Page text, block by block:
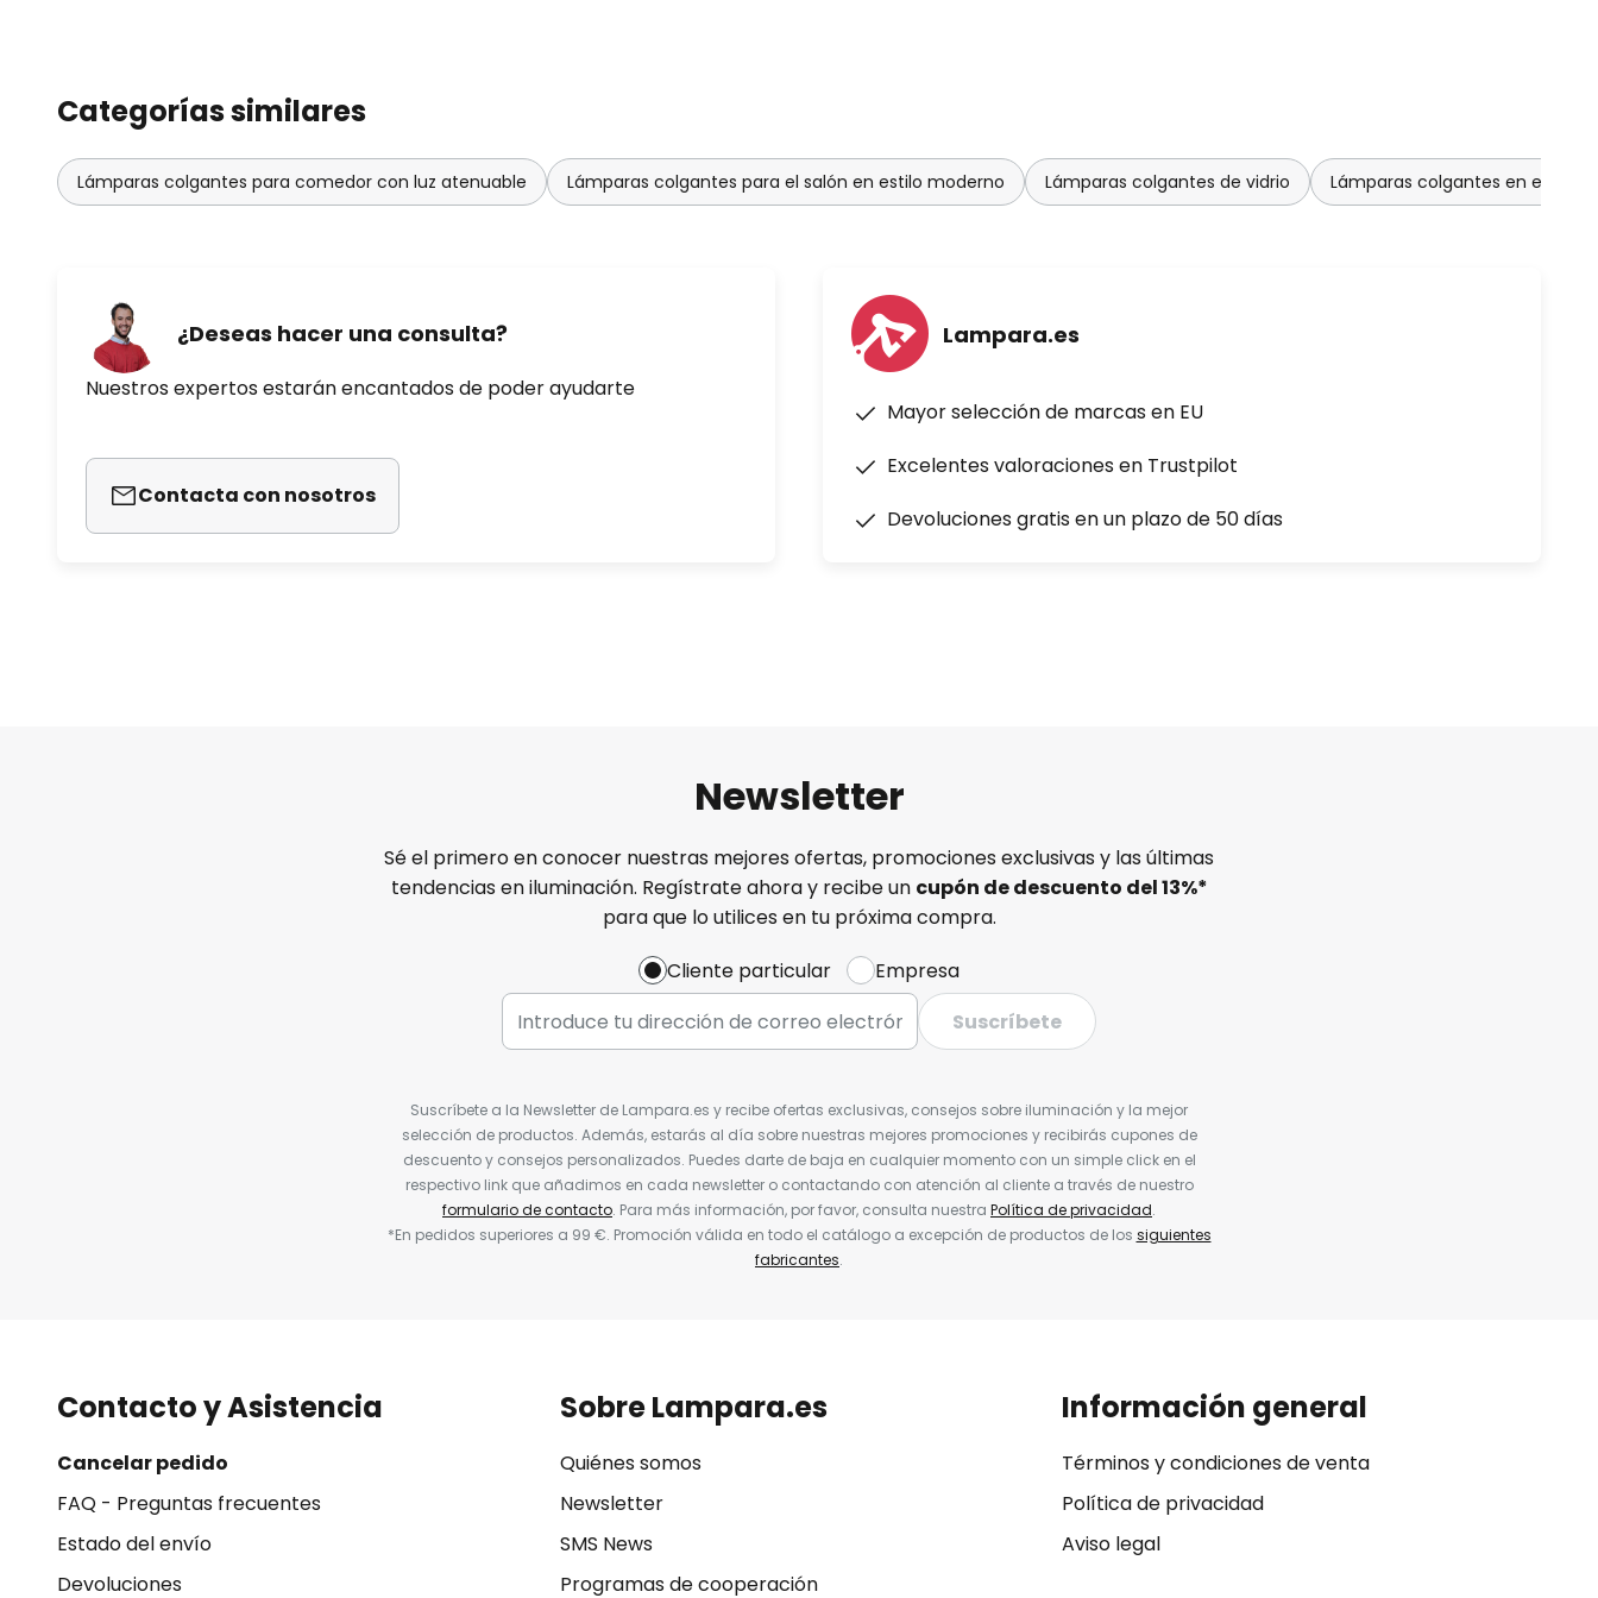
Categorías similares
Lámparas colgantes para comedor con luz atenuable Lámparas colgantes para el salón en estilo moderno Lámparas colgantes de vidrio Lámparas colgantes en estilo
¿Deseas hacer una consulta?
Nuestros expertos estarán encantados de poder ayudarte
Contacta con nosotros
Lampara.es
Mayor selección de marcas en EU
Excelentes valoraciones en Trustpilot
Devoluciones gratis en un plazo de 50 días
Newsletter
Sé el primero en conocer nuestras mejores ofertas, promociones exclusivas y las últimas
tendencias en iluminación. Regístrate ahora y recibe un cupón de descuento del13%*
para que lo utilices en tu próxima compra.
Cliente particular
Empresa
Suscríbete
Suscríbete a la Newsletter de Lampara.es y recibe ofertas exclusivas, consejos sobre iluminación y la mejor
selección de productos. Además, estarás al día sobre nuestras mejores promociones y recibirás cupones de
descuento y consejos personalizados. Puedes darte de baja en cualquier momento con un simple click en el
respectivo link que añadimos en cada newsletter o contactando con atención al cliente a través de nuestro
formulario de contacto. Para más información, por favor, consulta nuestra Política de privacidad.
*En pedidos superiores a 99 €. Promoción válida en todo el catálogo a excepción de productos de los siguientes
fabricantes.
Contacto y Asistencia
Cancelar pedido
FAQ - Preguntas frecuentes
Estado del envío
Devoluciones
Sobre Lampara.es
Quiénes somos
Newsletter
SMS News
Programas de cooperación
Información general
Términos y condiciones de venta
Política de privacidad
Aviso legal